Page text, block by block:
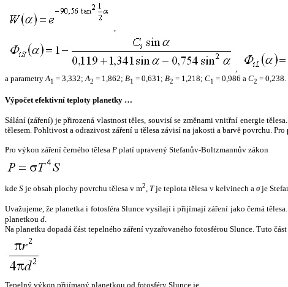
,
,
a parametryA1 = 3,332;A2 = 1,862; B1 = 0,631; B2 = 1,218; C1 = 0,986 a C2 = 0,238.
Výpočet efektivní teploty planetky …
Sálání (záření) je přirozená vlastnost těles, souvisí se změnami vnitřní energie
tělesem. Pohltivost a odrazivost záření u tělesa závisí na jakosti a barvě povrchu.
Pro výkon záření černého tělesa P platí upravený Stefanův-Boltzmannův zákon
kde S je obsah plochy povrchu tělesa v m2, Tje teplota tělesa v kelvinech a σje
Uvažujeme, že planetka i fotosféra Slunce vysílají i přijímají záření jako černá
planetkou d.
Na planetku dopadá část tepelného záření vyzařovaného fotosférou Slunce. Tuto
Tepelný výkon přijímaný planetkou od fotosféry Slunce je